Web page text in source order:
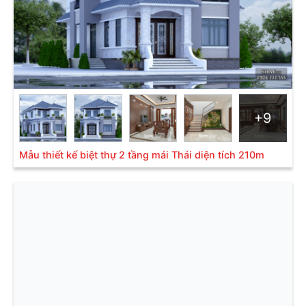
nhiều ở nước ta, mẫu biệt thự mái thái thực sự là lựa
chọn tối ưu để chống ẩm trong mùa mưa.
+9
Mẫu thiết kế biệt thự 2 tầng mái Thái diện tích 210m